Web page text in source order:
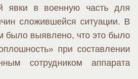
явки в военную часть для
сложившейся ситуации. В
было выявлено, что это было
при составлении
сотрудником аппарата